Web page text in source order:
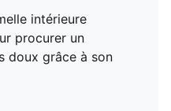
intérieure
procurer un
doux grâce à son